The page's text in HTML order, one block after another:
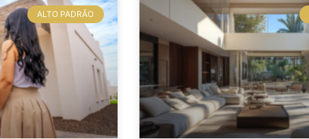
ALTO PADRÃO